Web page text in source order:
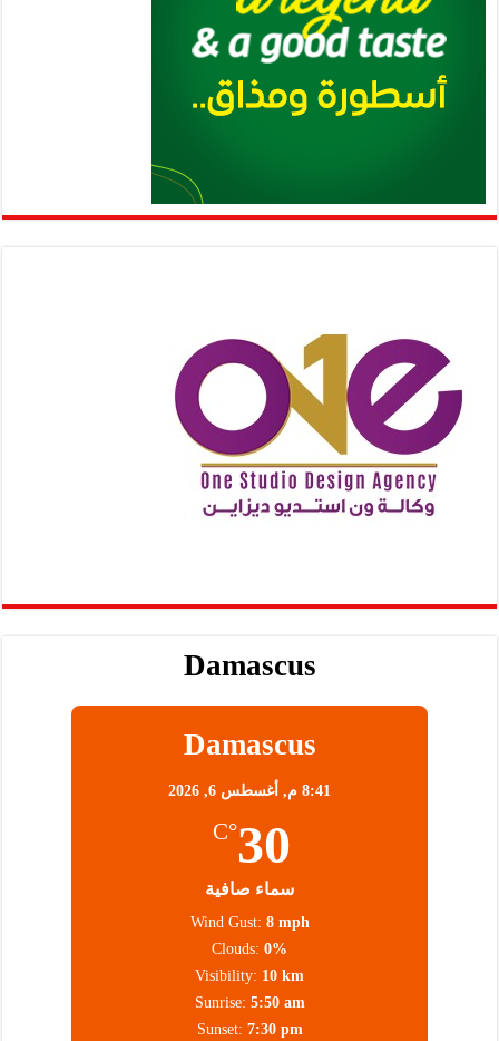
Damascus
Damascus
8:41 م, أغسطس 6, 2026
30
°C
سماء صافية
Wind Gust: 8 mph
Clouds: 0%
Visibility: 10 km
Sunrise: 5:50 am
Sunset: 7:30 pm